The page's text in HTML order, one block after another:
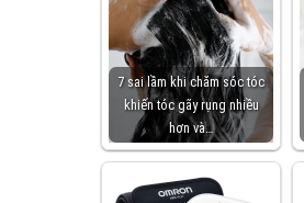
7 sai lầm khi chăm sóc tóc
khiến tóc gãy rụng nhiều
hơn và…